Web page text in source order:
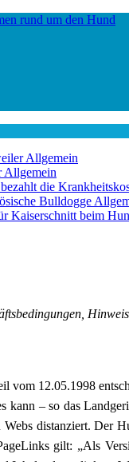
Allgemein
Allgemein
die
Bulldogge
Kaiserschnitt beim
vom 12.05.1998
kann – so das
Webs distanziert. Der
gilt: „Als